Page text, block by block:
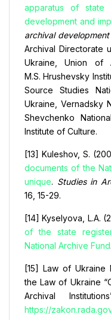
apparatus of state
development and
archival
Archival Directorate
Ukraine, Union of
M.S. Hrushevsky
Source Studies
Ukraine, Vernadsky
Shevchenko
Institute of Culture.
[13] Kuleshov, S.
documents of the
unique. Studies in
16, 15-29.
[14] Kyselyova, L.А.
of the state
National Archive Fund
[15] Law of Ukraine
the Law of Ukraine
Archival
https://